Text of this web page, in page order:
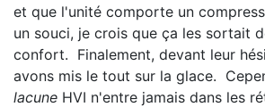
et que l'unité comporte un
un souci, je crois que ça les sortait
confort. Finalement, devant leur
avons mis le tout sur la glace.
lacune HVI n'entre jamais dans les